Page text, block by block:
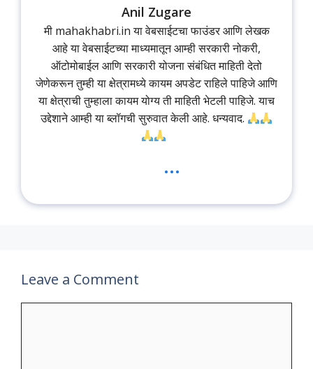
Anil Zugare
मी mahakhabri.in या वेबसाईटचा फाउंडर आणि लेखक
आहे या वेबसाईटच्या माध्यमातून आम्ही सरकारी नोकरी,
ऑटोमोबाईल आणि सरकारी योजना संबंधित माहिती देतो
जेणेकरून तुम्ही या क्षेत्रामध्ये कायम अपडेट राहिले पाहिजे आणि
या क्षेत्राची तुम्हाला कायम योग्य ती माहिती भेटली पाहिजे. याच
उद्देशाने आम्ही या ब्लॉगची सुरुवात केली आहे. धन्यवाद.
...
Leave a Comment